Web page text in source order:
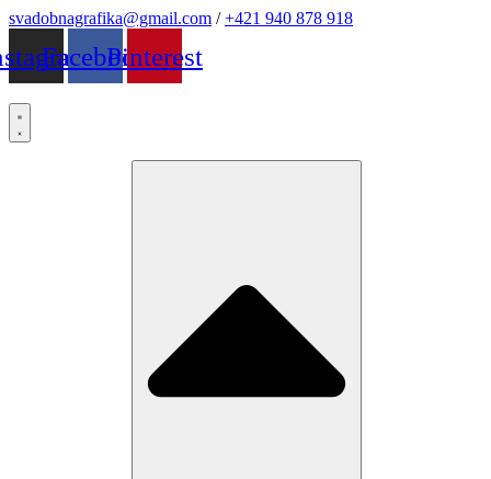
Preskočiť
obsah
svadobnagrafika@gmail.com /+421 940 878 918
FacebookPinterest